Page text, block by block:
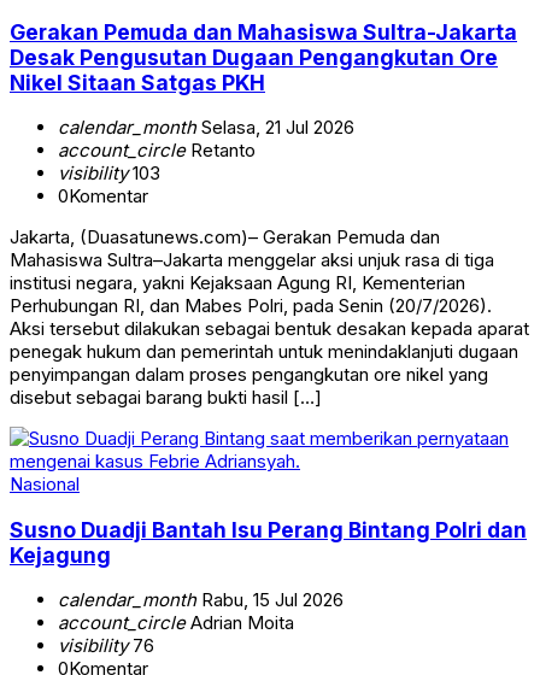
Gerakan Pemuda dan Mahasiswa Sultra-Jakarta
Desak Pengusutan Dugaan Pengangkutan Ore
Nikel Sitaan Satgas PKH
calendar_monthSelasa, 21 Jul 2026
account_circleRetanto
visibility103
0Komentar
Jakarta, (Duasatunews.com)– Gerakan Pemuda dan
Mahasiswa Sultra–Jakarta menggelar aksi unjuk rasa di tiga
institusi negara, yakni Kejaksaan Agung RI, Kementerian
Perhubungan RI, dan Mabes Polri, pada Senin (20/7/2026).
Aksi tersebut dilakukan sebagai bentuk desakan kepada aparat
penegak hukum dan pemerintah untuk menindaklanjuti dugaan
penyimpangan dalam proses pengangkutan ore nikel yang
disebut sebagai barang bukti hasil […]
Nasional
Susno Duadji Bantah Isu Perang Bintang Polri dan
Kejagung
calendar_monthRabu, 15 Jul 2026
account_circleAdrian Moita
visibility76
0Komentar